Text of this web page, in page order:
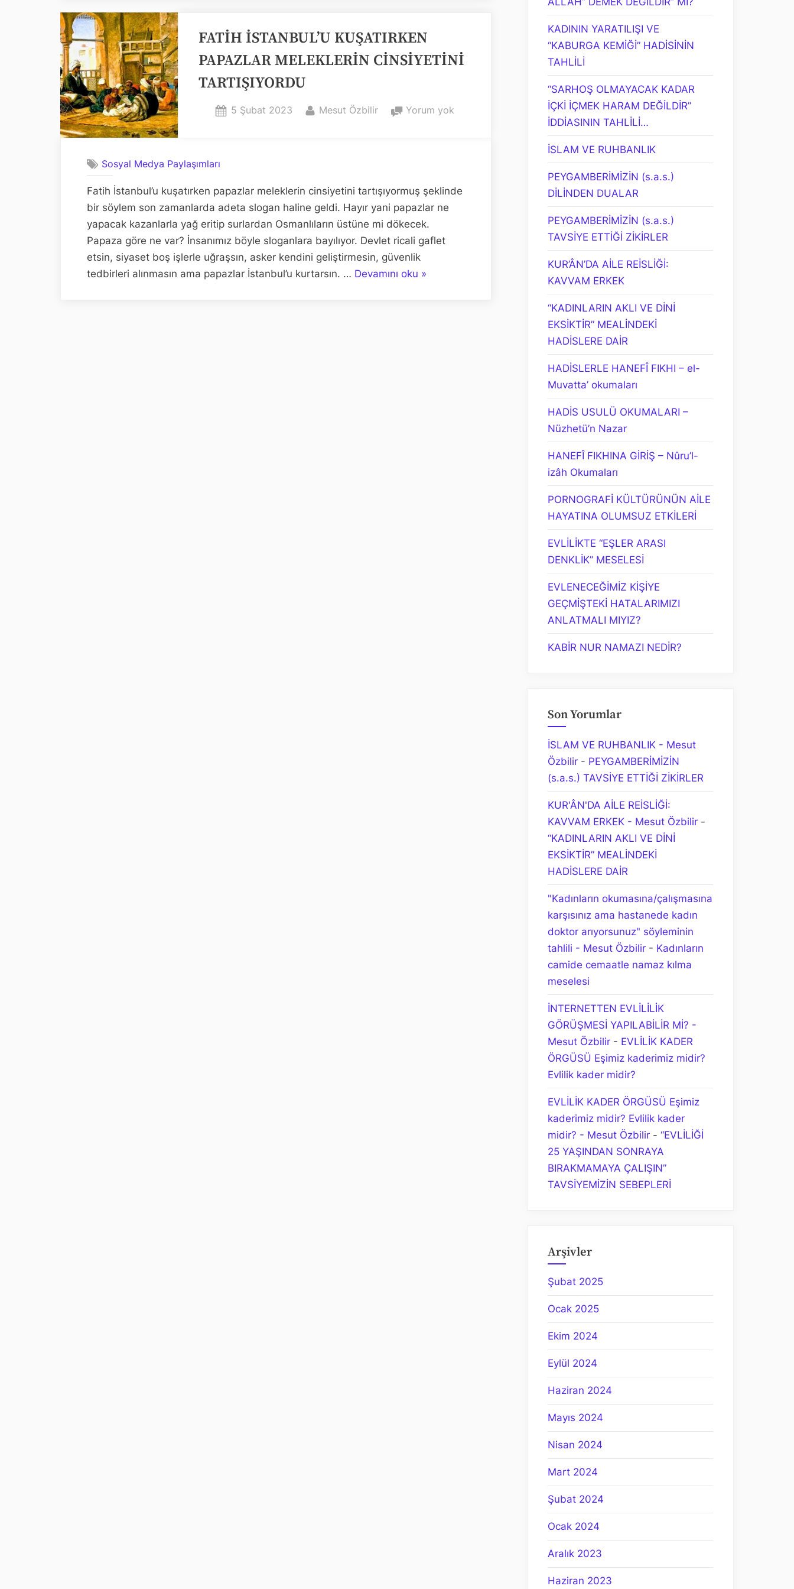
FATİH İSTANBUL’U KUŞATIRKEN
PAPAZLAR MELEKLERİN CİNSİYETİNİ
TARTIŞIYORDU
Posted
5 Şubat 2023 By
Mesut Özbilir Yorum yokFATİH
CİNSİYETİNİ
Sosyal Medya Paylaşımları
Fatih İstanbul’u kuşatırken papazlar meleklerin cinsiyetini tartışıyormuş şeklinde
bir söylem son zamanlarda adeta slogan haline geldi. Hayır yani papazlar ne
yapacak kazanlarla yağ eritip surlardan Osmanlıların üstüne mi dökecek.
Papaza göre ne var? İnsanımız böyle sloganlara bayılıyor. Devlet ricali gaflet
etsin, siyaset boş işlerle uğraşsın, asker kendini geliştirmesin, güvenlik
tedbirleri alınmasın ama papazlar İstanbul’u kurtarsın. … Devamını oku “FATİH
»
KADININ YARATILIŞI VE
“KABURGA KEMİĞİ” HADİSİNİN
TAHLİLİ
“SARHOŞ OLMAYACAK KADAR
İÇKİ İÇMEK HARAM DEĞİLDİR”
İDDİASININ TAHLİLİ…
İSLAM VE RUHBANLIK
PEYGAMBERİMİZİN (s.a.s.)
DİLİNDEN DUALAR
PEYGAMBERİMİZİN (s.a.s.)
TAVSİYE ETTİĞİ ZİKİRLER
KUR’ÂN’DA AİLE REİSLİĞİ:
KAVVAM ERKEK
“KADINLARIN AKLI VE DİNİ
EKSİKTİR” MEALİNDEKİ
HADİSLERE DAİR
HADİSLERLE HANEFÎ FIKHI – el-
Muvatta’ okumaları
HADİS USULÜ OKUMALARI –
Nüzhetü’n Nazar
HANEFÎ FIKHINA GİRİŞ – Nûru’l-
izâh Okumaları
PORNOGRAFİ KÜLTÜRÜNÜN AİLE
HAYATINA OLUMSUZ ETKİLERİ
EVLİLİKTE “EŞLER ARASI
DENKLİK” MESELESİ
EVLENECEĞİMİZ KİŞİYE
GEÇMİŞTEKİ HATALARIMIZI
ANLATMALI MIYIZ?
KABİR NUR NAMAZI NEDİR?
Son Yorumlar
İSLAM VE RUHBANLIK - Mesut
Özbilir - PEYGAMBERİMİZİN
(s.a.s.) TAVSİYE ETTİĞİ ZİKİRLER
KUR'ÂN'DA AİLE REİSLİĞİ:
KAVVAM ERKEK - Mesut Özbilir -
“KADINLARIN AKLI VE DİNİ
EKSİKTİR” MEALİNDEKİ
HADİSLERE DAİR
"Kadınların okumasına/çalışmasına
karşısınız ama hastanede kadın
doktor arıyorsunuz" söyleminin
tahlili - Mesut Özbilir - Kadınların
camide cemaatle namaz kılma
meselesi
İNTERNETTEN EVLİLİLİK
GÖRÜŞMESİ YAPILABİLİR Mİ? -
Mesut Özbilir - EVLİLİK KADER
ÖRGÜSÜ Eşimiz kaderimiz midir?
Evlilik kader midir?
EVLİLİK KADER ÖRGÜSÜ Eşimiz
kaderimiz midir? Evlilik kader
midir? - Mesut Özbilir - “EVLİLİĞİ
25 YAŞINDAN SONRAYA
BIRAKMAMAYA ÇALIŞIN”
TAVSİYEMİZİN SEBEPLERİ
Arşivler
Şubat 2025
Ocak 2025
Ekim 2024
Eylül 2024
Haziran 2024
Mayıs 2024
Nisan 2024
Mart 2024
Şubat 2024
Ocak 2024
Aralık 2023
Haziran 2023